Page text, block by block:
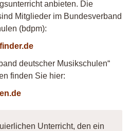
anbieten. Die
Mitglieder im Bundesverband
(bdpm):
deutscher Musikschulen“
finden Sie hier:
Unterricht, den ein